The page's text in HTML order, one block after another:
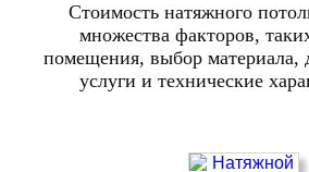
Стоимость натяжного
множества факторов,
помещения, выбор материала,
услуги и технические